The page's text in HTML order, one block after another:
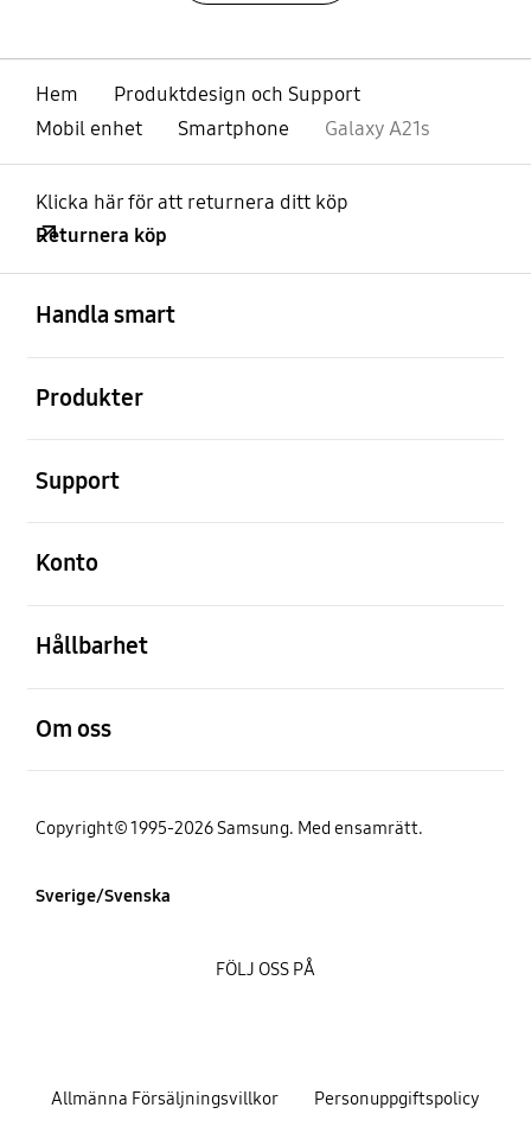
Hem
Produktdesign och Support
Mobil enhet
Smartphone Galaxy A21s
Klicka här för att returnera ditt köp
Returnera köp
Handla smart
Produkter
Support
Konto
Hållbarhet
Om oss
Copyright© 1995-2026 Samsung. Med ensamrätt.
Sverige/Svenska
Allmänna Försäljningsvillkor Personuppgiftspolicy
FÖLJ OSS PÅ